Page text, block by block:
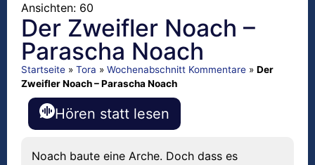
Ansichten: 60
Der Zweifler Noach –
Parascha Noach
Startseite » Tora » Wochenabschnitt Kommentare » Der
Zweifler Noach – Parascha Noach
Hören statt lesen
Noach baute eine Arche. Doch dass es